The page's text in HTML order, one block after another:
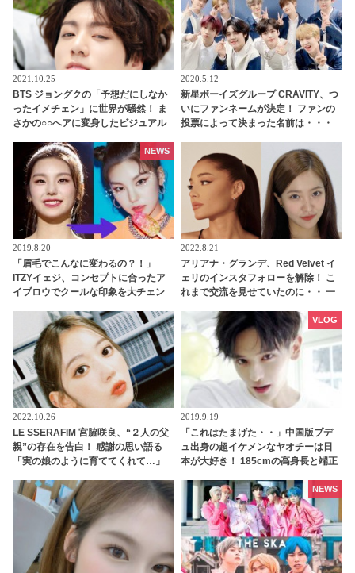
2021.10.25
BTS ジョングクの「予想だにしなか
ったイメチェン」に世界が騒然！ ま
さかの○○へアに変身したビジュアル
る… 落ち着いた黒髪からガラリと雰
囲気を変えた美貌に驚きを隠せない
声殺到
2020.5.12
新星ボーイズグループ CRAVITY、つ
いにファンネームが決定！ ファンの
投票によって決まった名前は・・・
2019.8.20
「眉毛でこんなに変わるの？！」
ITZYイェジ、コンセプトに合ったア
イブロウでクールな印象を大チェン
NEWS
2022.8.21
アリアナ・グランデ、Red Velvet イ
ェリのインスタフォローを解除！ こ
れまで交流を見せていたのに・・ 一
2022.10.26
LE SSERAFIM 宮脇咲良、“２人の父
親”の存在を告白！ 感謝の思い語る
「実の娘のように育ててくれて…」
ティブな話題にも臆せず堂々とした
姿を見せる彼女に称賛の声
2019.9.19
「これはたまげた・・」中国版プデ
ュ出身の超イケメンなヤオチーは日
本が大好き！ 185cmの高身長と端正
VLOG
NEWS